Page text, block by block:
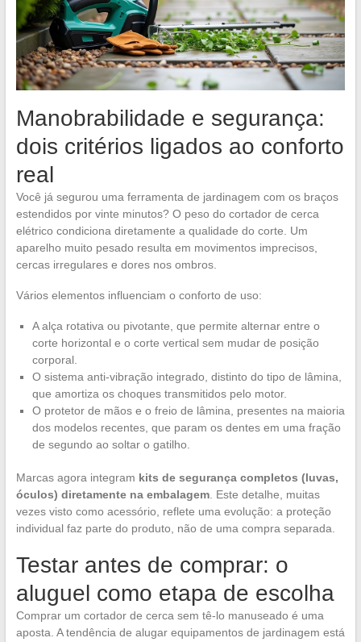
Manobrabilidade e segurança:
dois critérios ligados ao conforto
real
Você já segurou uma ferramenta de jardinagem com os braços
estendidos por vinte minutos? O peso do cortador de cerca
elétrico condiciona diretamente a qualidade do corte. Um
aparelho muito pesado resulta em movimentos imprecisos,
cercas irregulares e dores nos ombros.
Vários elementos influenciam o conforto de uso:
A alça rotativa ou pivotante, que permite alternar entre o
corte horizontal e o corte vertical sem mudar de posição
corporal.
O sistema anti-vibração integrado, distinto do tipo de lâmina,
que amortiza os choques transmitidos pelo motor.
O protetor de mãos e o freio de lâmina, presentes na maioria
dos modelos recentes, que param os dentes em uma fração
de segundo ao soltar o gatilho.
Marcas agora integram kits de segurança completos (luvas,
óculos) diretamente na embalagem. Este detalhe, muitas
vezes visto como acessório, reflete uma evolução: a proteção
individual faz parte do produto, não de uma compra separada.
Testar antes de comprar: o
aluguel como etapa de escolha
Comprar um cortador de cerca sem tê-lo manuseado é uma
aposta. A tendência de alugar equipamentos de jardinagem está